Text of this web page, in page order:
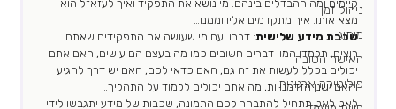
ניהול זמן
מיתוג
האישה הטובה
פוליטיקה ארגונית
קיימים ומה ההבדלים בינהם. מי נושא את התפקיד ואיך לעזאזל הוא
מצא אותו. איך מתקדמים אליו וממנו…
שכבת מידע שלישית: דברו  עם מי שעושה את התפקידים שאתם
רוצים, תלמדו המון דברים חשובים כמו מה בעצם הם עושים, האם אתם
יכולים בכלל לעשות את זה גם, האם כדאי לכם, האם יש דרך להגיע
והאם ישנן הזדמנויות, מה אתם יכולים ללמוד על התהליך…
לאט לאט תתחיל להתבהר לכם התמונה, שכבות של מידע יתגבשו לידי